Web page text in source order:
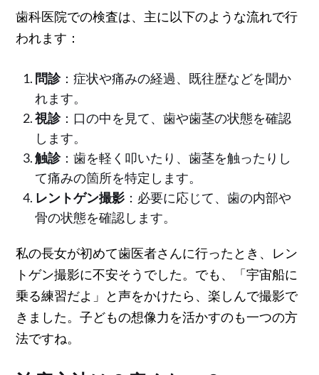
歯科医院での検査は、主に以下のような流れで行
われます：
問診：症状や痛みの経過、既往歴などを聞か
れます。
視診：口の中を見て、歯や歯茎の状態を確認
します。
触診：歯を軽く叩いたり、歯茎を触ったりし
て痛みの箇所を特定します。
レントゲン撮影 ：必要に応じて、歯の内部や
骨の状態を確認します。
私の長女が初めて歯医者さんに行ったとき、レン
トゲン撮影に不安そうでした。でも、「宇宙船に
乗る練習だよ」と声をかけたら、楽しんで撮影で
きました。子どもの想像力を活かすのも一つの方
法ですね。